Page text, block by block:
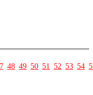
48 49 50 51 52 53 54